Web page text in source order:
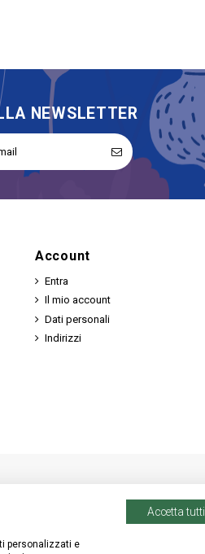
NEWSLETTER
Account
Entra
Il mio account
Dati personali
Indirizzi
personalizzati e
Accetta